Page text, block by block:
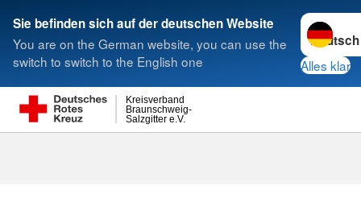
Sie befinden sich auf der deutschen Website
You are on the German website, you can use the
switch to switch to the English one
Sprache
Alles klar
Salzgitter e.V.
Braunschweig-
Kreisverband
Suche